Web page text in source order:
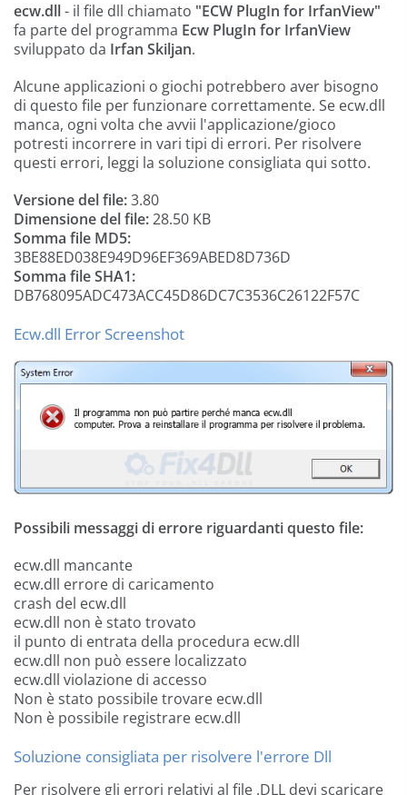
ecw.dll- il file dll chiamato "ECW PlugIn for IrfanView"
fa parte del programma Ecw PlugIn for IrfanView
sviluppato da Irfan Skiljan.
Alcune applicazioni o giochi potrebbero aver bisogno
di questo file per funzionare correttamente. Se ecw.dll
manca, ogni volta che avvii l'applicazione/gioco
potresti incorrere in vari tipi di errori. Per risolvere
questi errori, leggi la soluzione consigliata qui sotto.
Versione del file:3.80
Dimensione del file:28.50 KB
Somma file MD5:
3BE88ED038E949D96EF369ABED8D736D
Somma file SHA1:
DB768095ADC473ACC45D86DC7C3536C26122F57C
Ecw.dll Error Screenshot
Possibili messaggi di errore riguardanti questo file:
ecw.dll mancante
ecw.dll errore di caricamento
crash del ecw.dll
ecw.dll non è stato trovato
il punto di entrata della procedura ecw.dll
ecw.dll non può essere localizzato
ecw.dll violazione di accesso
Non è stato possibile trovare ecw.dll
Non è possibile registrare ecw.dll
Soluzione consigliata per risolvere l'errore Dll
Per risolvere gli errori relativi al file .DLL devi scaricare